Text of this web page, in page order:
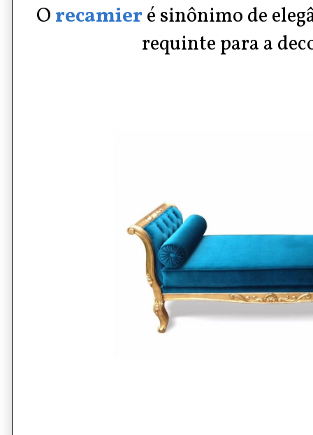
Orecamieré sinônimo de
requinte para a